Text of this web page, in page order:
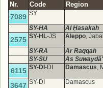
Nr. Code Region
7089 SY
SY-HA Al Ḥasakah
2575 SY-HL-JS Aleppo,
SY-RA
Ar Raqqah
SY-SU
As Suwaydā'
6115 SY-DI -DI Damascus,
3647 SY-DI Damascus